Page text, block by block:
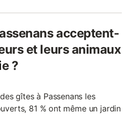
acceptent-
et leurs animaux
?
gîtes à Passenans les
81 % ont même un jardin